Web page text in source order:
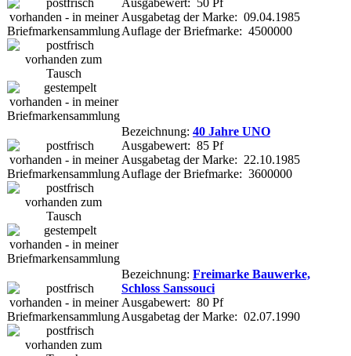
Ausgabetag der Marke: 09.04.1985
Auflage der Briefmarke: 4500000
Bezeichnung: 40 Jahre UNO
Ausgabewert: 85 Pf
Ausgabetag der Marke: 22.10.1985
Auflage der Briefmarke: 3600000
Bezeichnung: Freimarke Bauwerke,
Schloss Sanssouci
Ausgabewert: 80 Pf
Ausgabetag der Marke: 02.07.1990